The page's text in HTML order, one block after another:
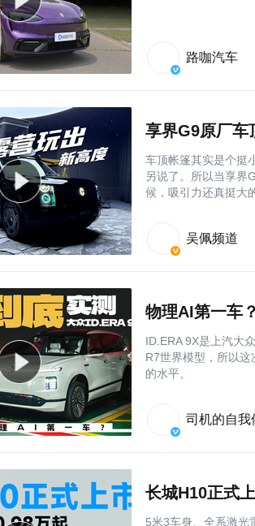
路咖汽车
享界G9原厂车
车顶帐篷其实是个挺
另说了。所以当享界
候，吸引力还真挺大
吴佩频道
物理AI第一车
ID.ERA 9X是上汽大
R7世界模型，所以
的水平。
司机的自我
长城H10正式
5米3车身、全系激光